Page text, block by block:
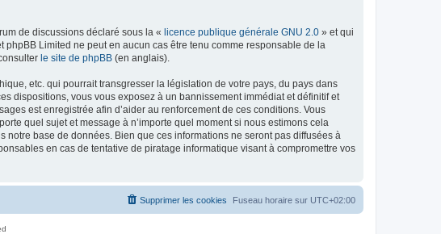
de discussions déclaré sous la « licence publique générale GNU 2.0 » et qui
Limited ne peut en aucun cas être tenu comme responsable de la
le site de phpBB (en anglais).
etc. qui pourrait transgresser la législation de votre pays, du pays dans
dispositions, vous vous exposez à un bannissement immédiat et définitif et
est enregistrée afin d’aider au renforcement de ces conditions. Vous
quel sujet et message à n’importe quel moment si nous estimons cela
base de données. Bien que ces informations ne seront pas diffusées à
en cas de tentative de piratage informatique visant à compromettre vos
Fuseau horaire sur UTC+02:00
Supprimer les cookies